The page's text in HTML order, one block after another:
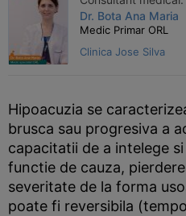
Dr. Bota Ana Maria
Medic Primar ORL
Clinica Jose Silva
Hipoacuzia se
brusca sau progresiva a
capacitatii de a intelege
functie de cauza,
severitate de la forma
poate fi reversibila